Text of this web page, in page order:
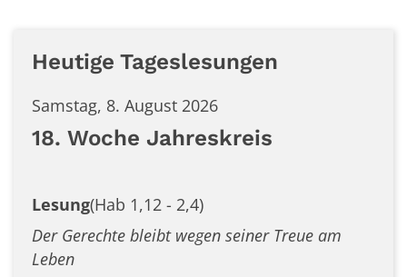
Heutige Tageslesungen
Samstag, 8. August 2026
18. Woche Jahreskreis
Lesung(Hab 1,12 - 2,4)
Der Gerechte bleibt wegen seiner Treue am
Leben